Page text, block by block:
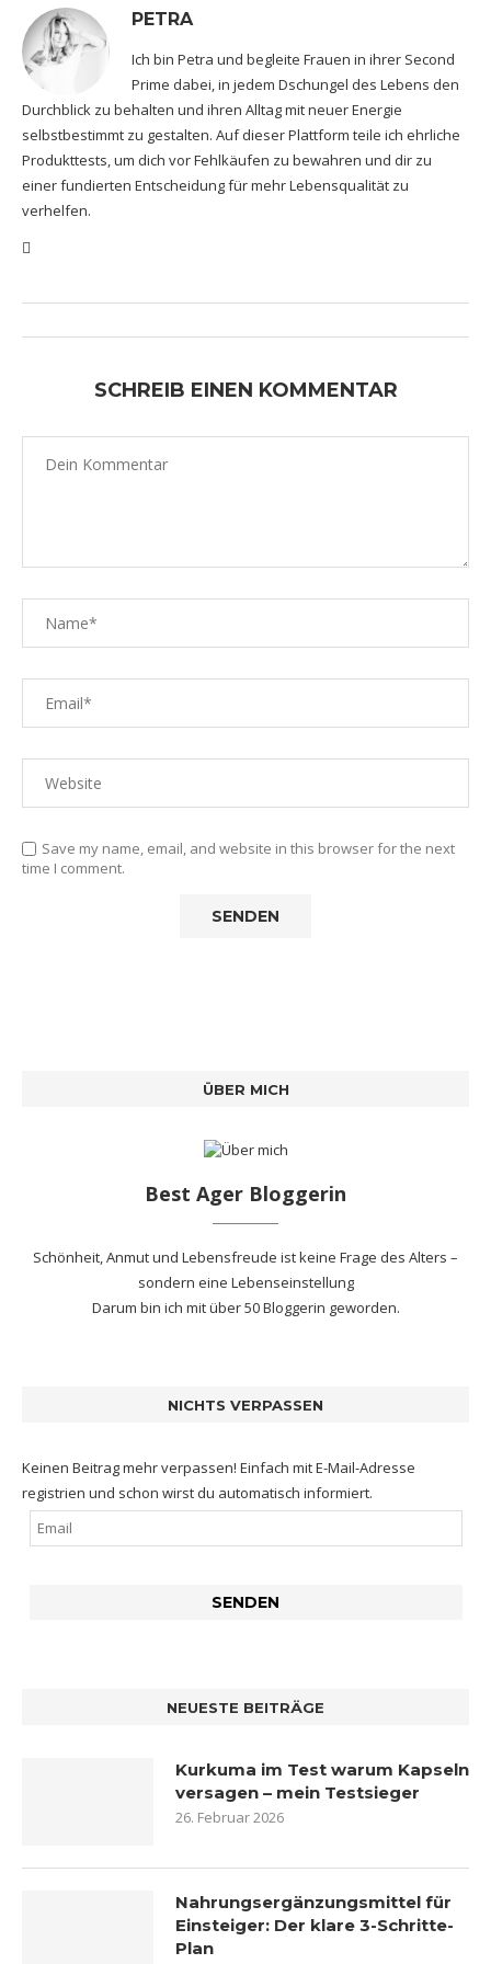
PETRA
Ich bin Petra und begleite Frauen in ihrer Second
Prime dabei, in jedem Dschungel des Lebens den
Durchblick zu behalten und ihren Alltag mit neuer Energie
selbstbestimmt zu gestalten. Auf dieser Plattform teile ich ehrliche
Produkttests, um dich vor Fehlkäufen zu bewahren und dir zu
einer fundierten Entscheidung für mehr Lebensqualität zu
verhelfen.
SCHREIB EINEN KOMMENTAR
Save my name, email, and website in this browser for the next
time I comment.
ÜBER MICH
Best Ager Bloggerin
Schönheit, Anmut und Lebensfreude ist keine Frage des Alters –
sondern eine Lebenseinstellung
Darum bin ich mitüber 50 Bloggerin geworden.
NICHTS VERPASSEN
Keinen Beitrag mehr verpassen! Einfach mit E-Mail-Adresse
registrien und schon wirst du automatisch informiert.
NEUESTE BEITRÄGE
Kurkuma im Test warum Kapseln
versagen – mein Testsieger
26. Februar 2026
Nahrungsergänzungsmittel für
Einsteiger: Der klare 3-Schritte-
Plan